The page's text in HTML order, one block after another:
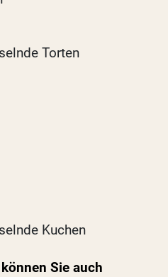
Torten
Kuchen
Sie auch